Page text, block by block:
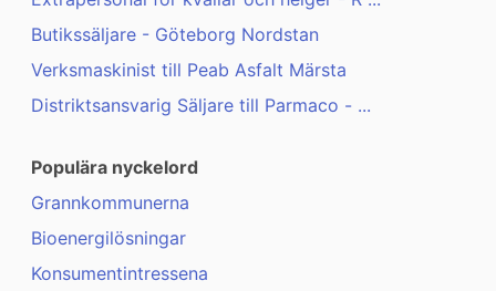
Butikssäljare - Göteborg Nordstan
Verksmaskinist till Peab Asfalt Märsta
Distriktsansvarig Säljare till Parmaco - ...
Populära nyckelord
Grannkommunerna
Bioenergilösningar
Konsumentintressena